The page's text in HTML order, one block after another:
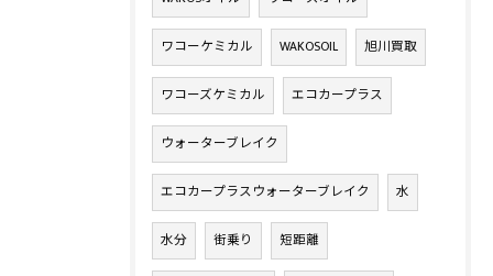
ワコーケミカル WAKOSOIL 旭川買取
ワコーズケミカル エコカープラス
ウォーターブレイク
エコカープラスウォーターブレイク 水
水分 街乗り 短距離